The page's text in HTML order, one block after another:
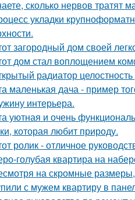
сколько нервов тратят
укладки
загородный дом своей
дом стал воплощением
радиатор
маленькая дача - пример
интерьера.
уютная и очень
которая любит природу.
ролик - отличное
голубая квартира на
на скромные
с мужем квартиру в